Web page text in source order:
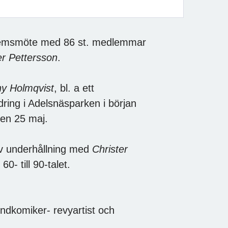
med 86 st. medlemmar
Pettersson.
Holmqvist, bl. a ett
i Adelsnäsparken i början
25 maj.
underhållning med Christer
till 90-talet.
revyartist och